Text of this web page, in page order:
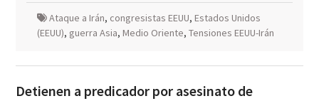
Ataque a Irán, congresistas EEUU, Estados Unidos
(EEUU), guerra Asia, Medio Oriente, Tensiones EEUU-Irán
Detienen a predicador por asesinato de